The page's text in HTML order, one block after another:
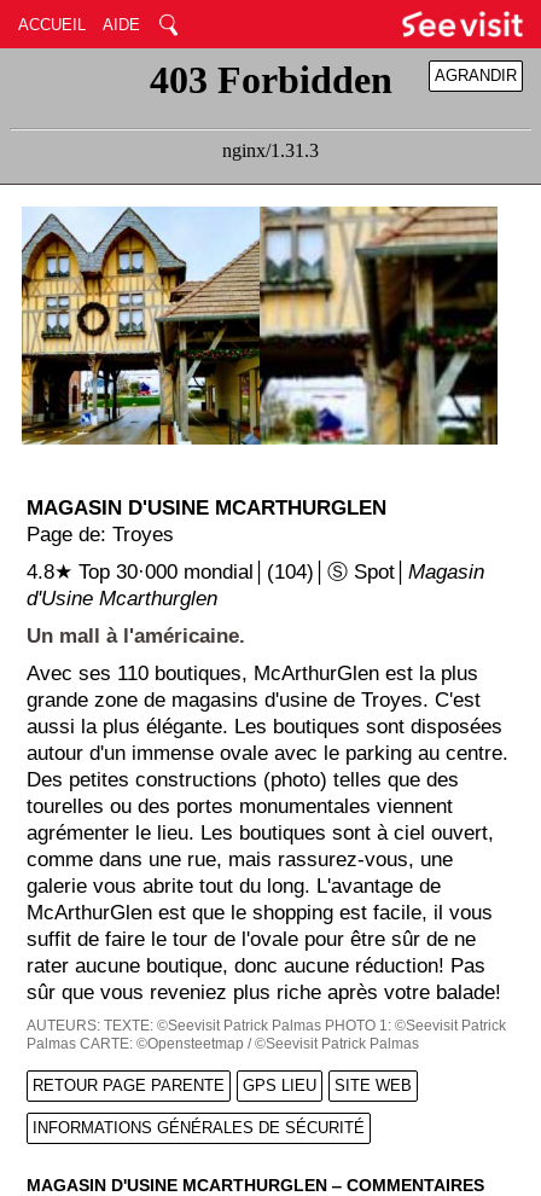
ACCUEIL AIDE
RÉDUIRE
AGRANDIR
MAGASIN D'USINE MCARTHURGLEN
Page de: Troyes
4.8★ Top 30·000 mondial│(104)│Ⓢ Spot│Magasin
d'Usine Mcarthurglen
Un mall à l'américaine.
Avec ses 110 boutiques, McArthurGlen est la plus
grande zone de magasins d'usine de Troyes. C'est
aussi la plus élégante. Les boutiques sont disposées
autour d'un immense ovale avec le parking au centre.
Des petites constructions (photo) telles que des
tourelles ou des portes monumentales viennent
agrémenter le lieu. Les boutiques sont à ciel ouvert,
comme dans une rue, mais rassurez-vous, une
galerie vous abrite tout du long. L'avantage de
McArthurGlen est que le shopping est facile, il vous
suffit de faire le tour de l'ovale pour être sûr de ne
rater aucune boutique, donc aucune réduction! Pas
sûr que vous reveniez plus riche après votre balade!
AUTEURS:TEXTE: ©Seevisit Patrick Palmas PHOTO 1: ©Seevisit Patrick
Palmas CARTE: ©Opensteetmap / ©Seevisit Patrick Palmas
RETOUR PAGE PARENTE GPS LIEU SITE WEB
INFORMATIONS GÉNÉRALES DE SÉCURITÉ
MAGASIN D'USINE MCARTHURGLEN ‒ COMMENTAIRES